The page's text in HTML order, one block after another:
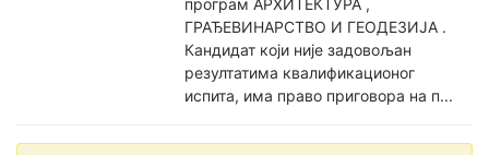
програм АРХИТЕКТУРА ,
ГРАЂЕВИНАРСТВО И ГЕОДЕЗИЈА .
Кандидат који није задовољан
резултатима квалификационог
испита, има право приговора на п...